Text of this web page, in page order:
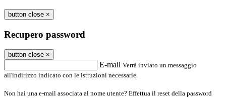
button close ×
Recupero password
button close ×
E-mail Verrà inviato un messaggio
all'indirizzo indicato con le istruzioni necessarie.
Non hai una e-mail associata al nome utente? Effettua il reset della password